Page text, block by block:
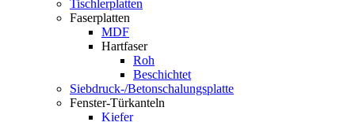
Tischlerplatten
Faserplatten
MDF
Hartfaser
Roh
Beschichtet
Siebdruck-/Betonschalungsplatte
Fenster-Türkanteln
Kiefer